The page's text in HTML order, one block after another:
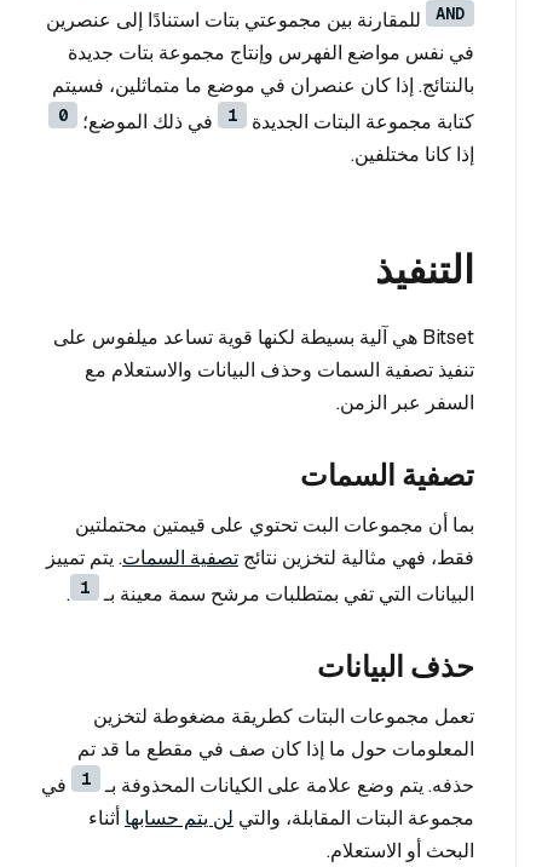
AND
للمقارنة بين مجموعتي بتات استنادًا إلى عنصرين
في نفس مواضع الفهرس وإنتاج مجموعة بتات جديدة
بالنتائج. إذا كان عنصران في موضع ما متماثلين، فسيتم
كتابة مجموعة البتات الجديدة
1 في ذلك الموضع؛ 0
إذا كانا مختلفين.
التنفيذ
Bitset هي آلية بسيطة لكنها قوية تساعد ميلفوس على
تنفيذ تصفية السمات وحذف البيانات والاستعلام مع
السفر عبر الزمن.
تصفية السمات
بما أن مجموعات البت تحتوي على قيمتين محتملتين
فقط، فهي مثالية لتخزين نتائج تصفية السمات. يتم تمييز
البيانات التي تفي بمتطلبات مرشح سمة معينة بـ
1
.
حذف البيانات
تعمل مجموعات البتات كطريقة مضغوطة لتخزين
المعلومات حول ما إذا كان صف في مقطع ما قد تم
حذفه. يتم وضع علامة على الكيانات المحذوفة بـ
1
في
مجموعة البتات المقابلة، والتي لن يتم حسابها أثناء
البحث أو الاستعلام.